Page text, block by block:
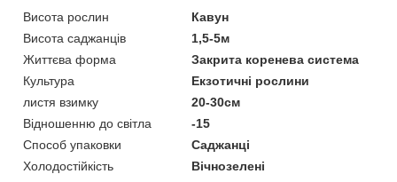
Висота рослин
Кавун
Висота саджанців
1,5-5м
Життєва форма
Закрита коренева система
Культура
Екзотичні рослини
листя взимку
20-30см
Відношенню до світла
-15
Способ упаковки
Саджанці
Холодостійкість
Вічнозелені